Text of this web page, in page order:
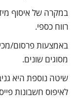
במקרה של איסוף
רווח כספי.
באמצעות פרסום/
מסוגים שונים.
שיטה נוספת היא
לאיפוס חשבונות